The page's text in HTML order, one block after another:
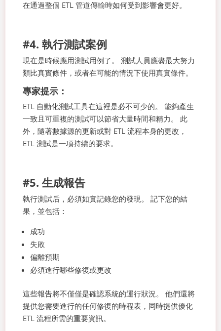
在通過整個 ETL 管道傳輸時如何受到影響會更好。
#4. 執行測試案例
現在是時候應用測試用例了。 測試人員應盡最大努力
類比真實條件，或者在可能的情況下使用真實條件。
專家提示：
ETL 自動化測試工具在這裡是必不可少的。 能夠產生
一致且可重複的測試可以節省大量時間和精力。 此
外，隨著數據源的更新或對 ETL 流程本身的更改，
ETL 測試是一項持續的要求。
#5. 生成報告
執行測試后，必須如實記錄您的發現。 記下您的結
果，並包括：
成功
失敗
偏離預期
必須進行哪些修復或更改
這些報告將不僅僅是確認系統的運行狀況。 他們還將
提供您需要進行的任何修復的時程表，同時提供優化
ETL 流程所需的重要資訊。